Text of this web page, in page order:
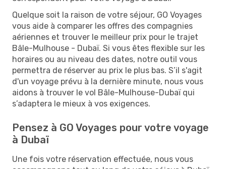
Quelque soit la raison de votre séjour, GO Voyages
vous aide à comparer les offres des compagnies
aériennes et trouver le meilleur prix pour le trajet
Bâle-Mulhouse - Dubaï. Si vous êtes flexible sur les
horaires ou au niveau des dates, notre outil vous
permettra de réserver au prix le plus bas. S’il s'agit
d'un voyage prévu à la dernière minute, nous vous
aidons à trouver le vol Bâle-Mulhouse-Dubaï qui
s’adaptera le mieux à vos exigences.
Pensez à GO Voyages pour votre voyage
à Dubaï
Une fois votre réservation effectuée, nous vous